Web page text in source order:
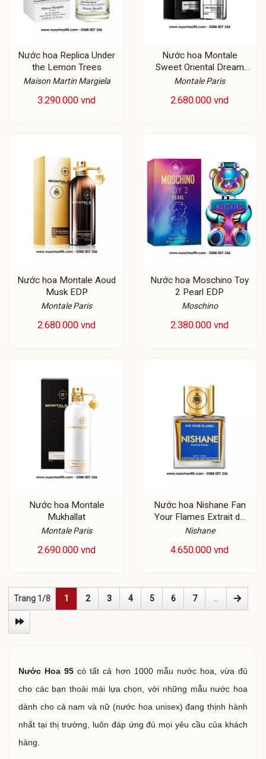
Nước hoa Replica Under
the Lemon Trees
Maison Martin Margiela
3.290.000 vnd
Nước hoa Montale
Sweet Oriental Dream
EDP
Montale Paris
2.680.000 vnd
Nước hoa Montale Aoud
Musk EDP
Montale Paris
2.680.000 vnd
Nước hoa Moschino Toy
2 Pearl EDP
Moschino
2.380.000 vnd
Nước hoa Montale
Mukhallat
Montale Paris
2.690.000 vnd
Nước hoa Nishane Fan
Your Flames Extrait de
Parfum
Nishane
4.650.000 vnd
Trang 1/8 1 2 3 4 5 6 7
Nước Hoa 95 có tất cả hơn 1000 mẫu nước hoa, vừa đủ
cho các bạn thoải mái lựa chọn, với những mẫu nước hoa
dành cho cả nam và nữ (nước hoa unisex) đang thịnh hành
nhất tại thị trường, luôn đáp ứng đủ mọi yêu cầu của khách
hàng.